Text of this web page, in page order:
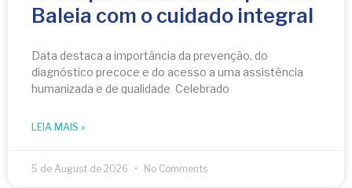
Baleia com o cuidado integral
Data destaca a importância da prevenção, do
diagnóstico precoce e do acesso a uma assistência
humanizada e de qualidade Celebrado
LEIA MAIS »
5 de August de 2026 No Comments